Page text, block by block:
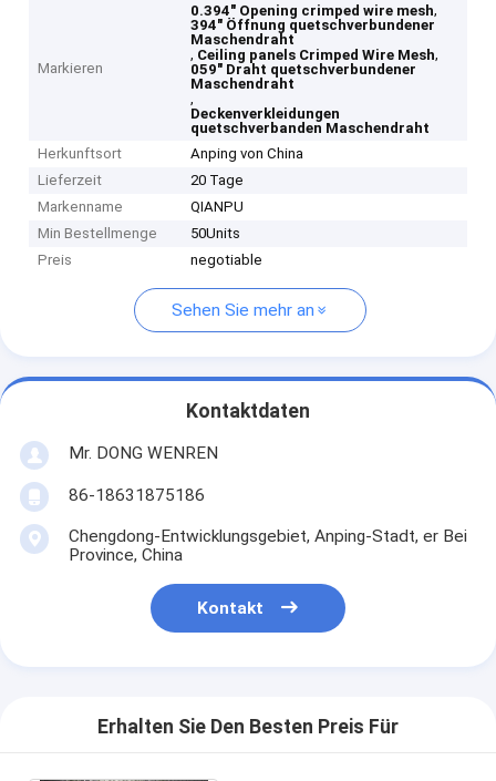
Markieren
0.394" Opening crimped wire mesh,
394" Öffnung quetschverbundener
Maschendraht
, Ceiling panels Crimped Wire Mesh,
059" Draht quetschverbundener
Maschendraht
,
Deckenverkleidungen
quetschverbanden Maschendraht
Herkunftsort
Anping von China
Lieferzeit
20 Tage
Markenname
QIANPU
Min Bestellmenge
50Units
Preis
negotiable
Sehen Sie mehr an
Kontaktdaten
Mr. DONG WENREN
86-18631875186
Chengdong-Entwicklungsgebiet, Anping-Stadt, er Bei
Province, China
Kontakt
Erhalten Sie Den Besten Preis Für